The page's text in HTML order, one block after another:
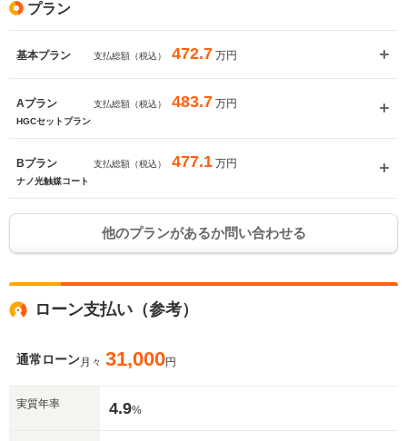
プラン
基本プラン 支払総額（税込） 472.7 万円
Aプラン 支払総額（税込） 483.7 万円
HGCセットプラン
Bプラン 支払総額（税込） 477.1 万円
ナノ光触媒コート
他のプランがあるか問い合わせる
ローン支払い（参考）
通常ローン月々 31,000円
実質年率 4.9%